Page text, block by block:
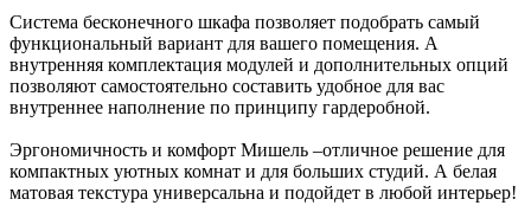
Система бесконечного шкафа позволяет подобрать самый
функциональный вариант для вашего помещения. А
внутренняя комплектация модулей и дополнительных опций
позволяют самостоятельно составить удобное для вас
внутреннее наполнение по принципу гардеробной.
Эргономичность и комфорт Мишель –отличное решение для
компактных уютных комнат и для больших студий. А белая
матовая текстура универсальна и подойдет в любой интерьер!